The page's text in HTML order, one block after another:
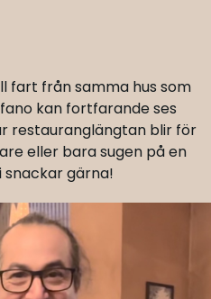
fart från samma hus som
kan fortfarande ses
restauranglängtan blir för
eller bara sugen på en
snackar gärna!